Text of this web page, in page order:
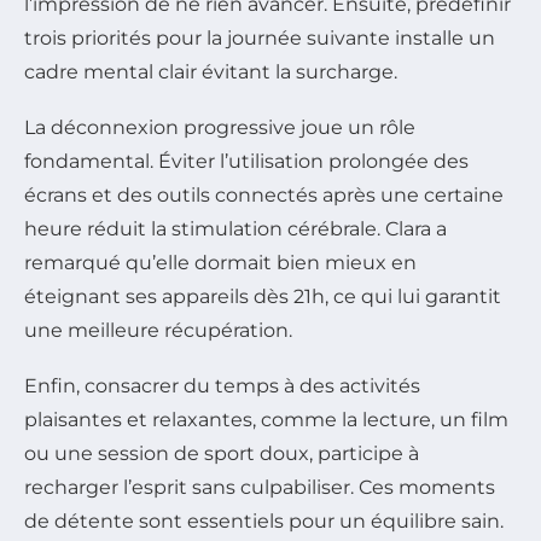
trois priorités pour la journée suivante installe un
cadre mental clair évitant la surcharge.
La déconnexion progressive joue un rôle
fondamental. Éviter l’utilisation prolongée des
écrans et des outils connectés après une certaine
heure réduit la stimulation cérébrale. Clara a
remarqué qu’elle dormait bien mieux en
éteignant ses appareils dès 21h, ce qui lui garantit
une meilleure récupération.
Enfin, consacrer du temps à des activités
plaisantes et relaxantes, comme la lecture, un film
ou une session de sport doux, participe à
recharger l’esprit sans culpabiliser. Ces moments
de détente sont essentiels pour un équilibre sain.